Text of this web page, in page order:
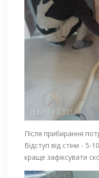
Після прибирання
Відступ від стіни -
краще зафіксувати